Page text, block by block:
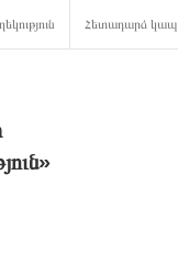
Հետադարձ կապ